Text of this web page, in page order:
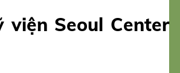
viện Seoul Center